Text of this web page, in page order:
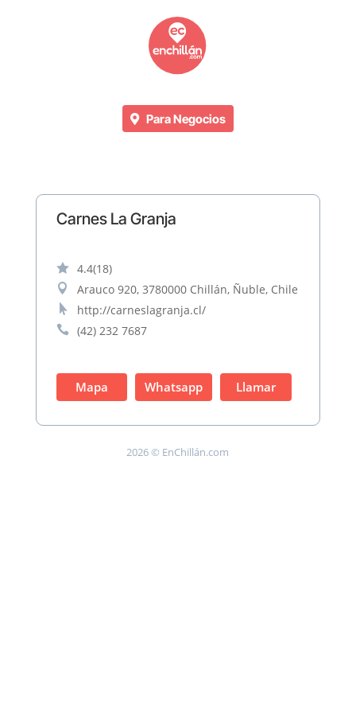
Para Negocios
Carnes La Granja
 4.4(18)
 Arauco 920, 3780000 Chillán, Ñuble, Chile
 http://carneslagranja.cl/
 (42) 232 7687
Mapa Whatsapp Llamar
2026 © EnChillán.com